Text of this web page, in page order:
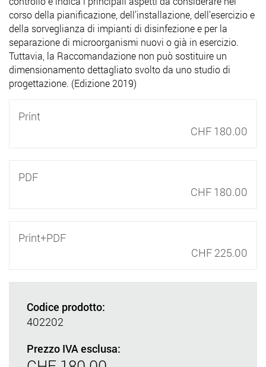
corso della pianificazione, dell’installazione, dell’esercizio e
della sorveglianza di impianti di disinfezione e per la
separazione di microorganismi nuovi o già in esercizio.
Tuttavia, la Raccomandazione non può sostituire un
dimensionamento dettagliato svolto da uno studio di
progettazione. (Edizione 2019)
Print
CHF 180.00
PDF
CHF 180.00
Print+PDF
CHF 225.00
Codice prodotto:
402202
Prezzo IVA esclusa: